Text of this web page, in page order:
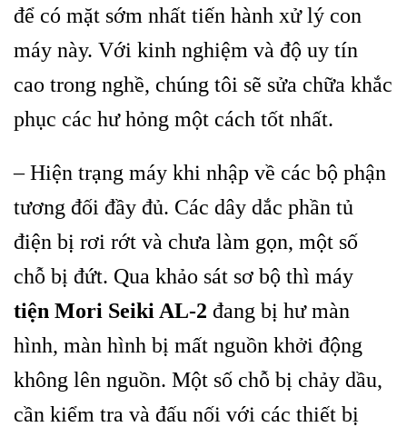
để có mặt sớm nhất tiến hành xử lý con
máy này. Với kinh nghiệm và độ uy tín
cao trong nghề, chúng tôi sẽ sửa chữa khắc
phục các hư hỏng một cách tốt nhất.
– Hiện trạng máy khi nhập về các bộ phận
tương đối đầy đủ. Các dây dắc phần tủ
điện bị rơi rớt và chưa làm gọn, một số
chỗ bị đứt. Qua khảo sát sơ bộ thì máy
tiện Mori Seiki AL-2 đang bị hư màn
hình, màn hình bị mất nguồn khởi động
không lên nguồn. Một số chỗ bị chảy dầu,
cần kiểm tra và đấu nối với các thiết bị